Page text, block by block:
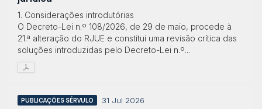
1. Considerações introdutórias
O Decreto-Lei n.º 108/2026, de 29 de maio, procede à
21.ª alteração do RJUE e constitui uma revisão crítica das
soluções introduzidas pelo Decreto-Lei n.º...
PUBLICAÇÕES SÉRVULO 31 Jul 2026